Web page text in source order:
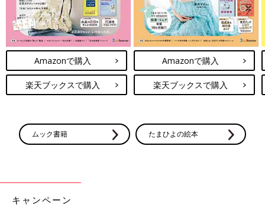
やってみると、すごく幸せな気持ちになるのと…身長差がありす
ぎて、すさまじく肩がこるということを知りました（笑）
こだまなこ
1歳の男の子の母です。SNSで育児や日常を題材にしたゆるい漫
画を描いています。
Twitter @kodamanaco
母のとある一言。歩
の「こんにちは、赤
一覧
次の話
子どもにママって呼ば
Amazonで購入
楽天ブックスで購入
Amazonで購入
楽天ブックスで購入
ムック書籍 たまひよの絵本
キャンペーン